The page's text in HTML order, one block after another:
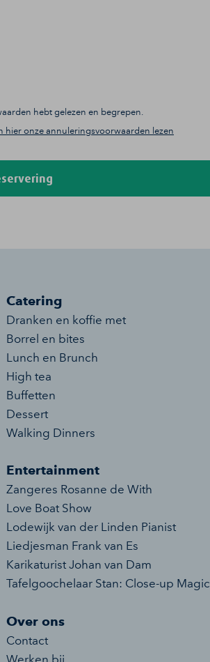
hebt gelezen en begrepen.
hier onze annuleringsvoorwaarden lezen
Catering
Dranken en koffie met
Borrel en bites
Lunch en Brunch
High tea
Buffetten
Dessert
Walking Dinners
Entertainment
Zangeres Rosanne de With
Love Boat Show
Lodewijk van der Linden Pianist
Liedjesman Frank van Es
Karikaturist Johan van Dam
Tafelgoochelaar Stan: Close-up Magic
Over ons
Contact
Werken bij